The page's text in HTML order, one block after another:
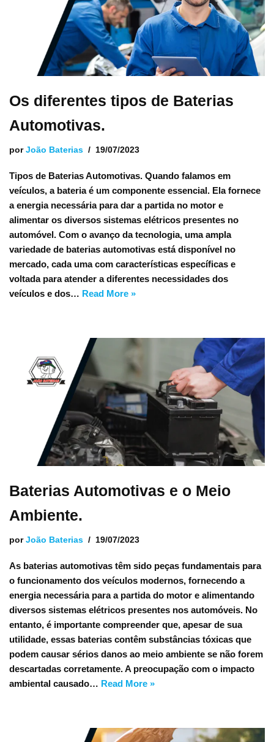
Os diferentes tipos de Baterias
Automotivas.
por João Baterias 19/07/2023
Tipos de Baterias Automotivas. Quando falamos em
veículos, a bateria é um componente essencial. Ela fornece
a energia necessária para dar a partida no motor e
alimentar os diversos sistemas elétricos presentes no
automóvel. Com o avanço da tecnologia, uma ampla
variedade de baterias automotivas está disponível no
mercado, cada uma com características específicas e
voltada para atender a diferentes necessidades dos
veículos e dos… Read More »
Baterias Automotivas e o Meio
Ambiente.
por João Baterias 19/07/2023
As baterias automotivas têm sido peças fundamentais para
o funcionamento dos veículos modernos, fornecendo a
energia necessária para a partida do motor e alimentando
diversos sistemas elétricos presentes nos automóveis. No
entanto, é importante compreender que, apesar de sua
utilidade, essas baterias contêm substâncias tóxicas que
podem causar sérios danos ao meio ambiente se não forem
descartadas corretamente. A preocupação com o impacto
ambiental causado… Read More »